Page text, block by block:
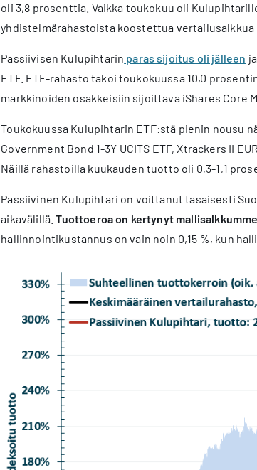
oli 3,8 prosenttia. Vaikka toukokuu oli
yhdistelmärahastoista koostettua
Passiivisen Kulupihtarin paras sijoitus oli jälleen
ETF. ETF-rahasto takoi toukokuussa 10,0
markkinoiden osakkeisiin sijoittava iShares Core
Toukokuussa Kulupihtarin ETF:stä pienin nousu
Government Bond 1-3Y UCITS ETF, Xtrackers II
Näillä rahastoilla kuukauden tuotto oli 0,3-1,1
Passiivinen Kulupihtari on voittanut tasaisesti
aikavälillä.Tuottoeroa on kertynyt
hallinnointikustannus on vain noin 0,15 %, kun